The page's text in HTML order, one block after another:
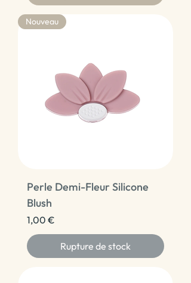
Nouveau
Perle Demi-Fleur Silicone
Blush
Prix
1,00 €
Rupture de stock